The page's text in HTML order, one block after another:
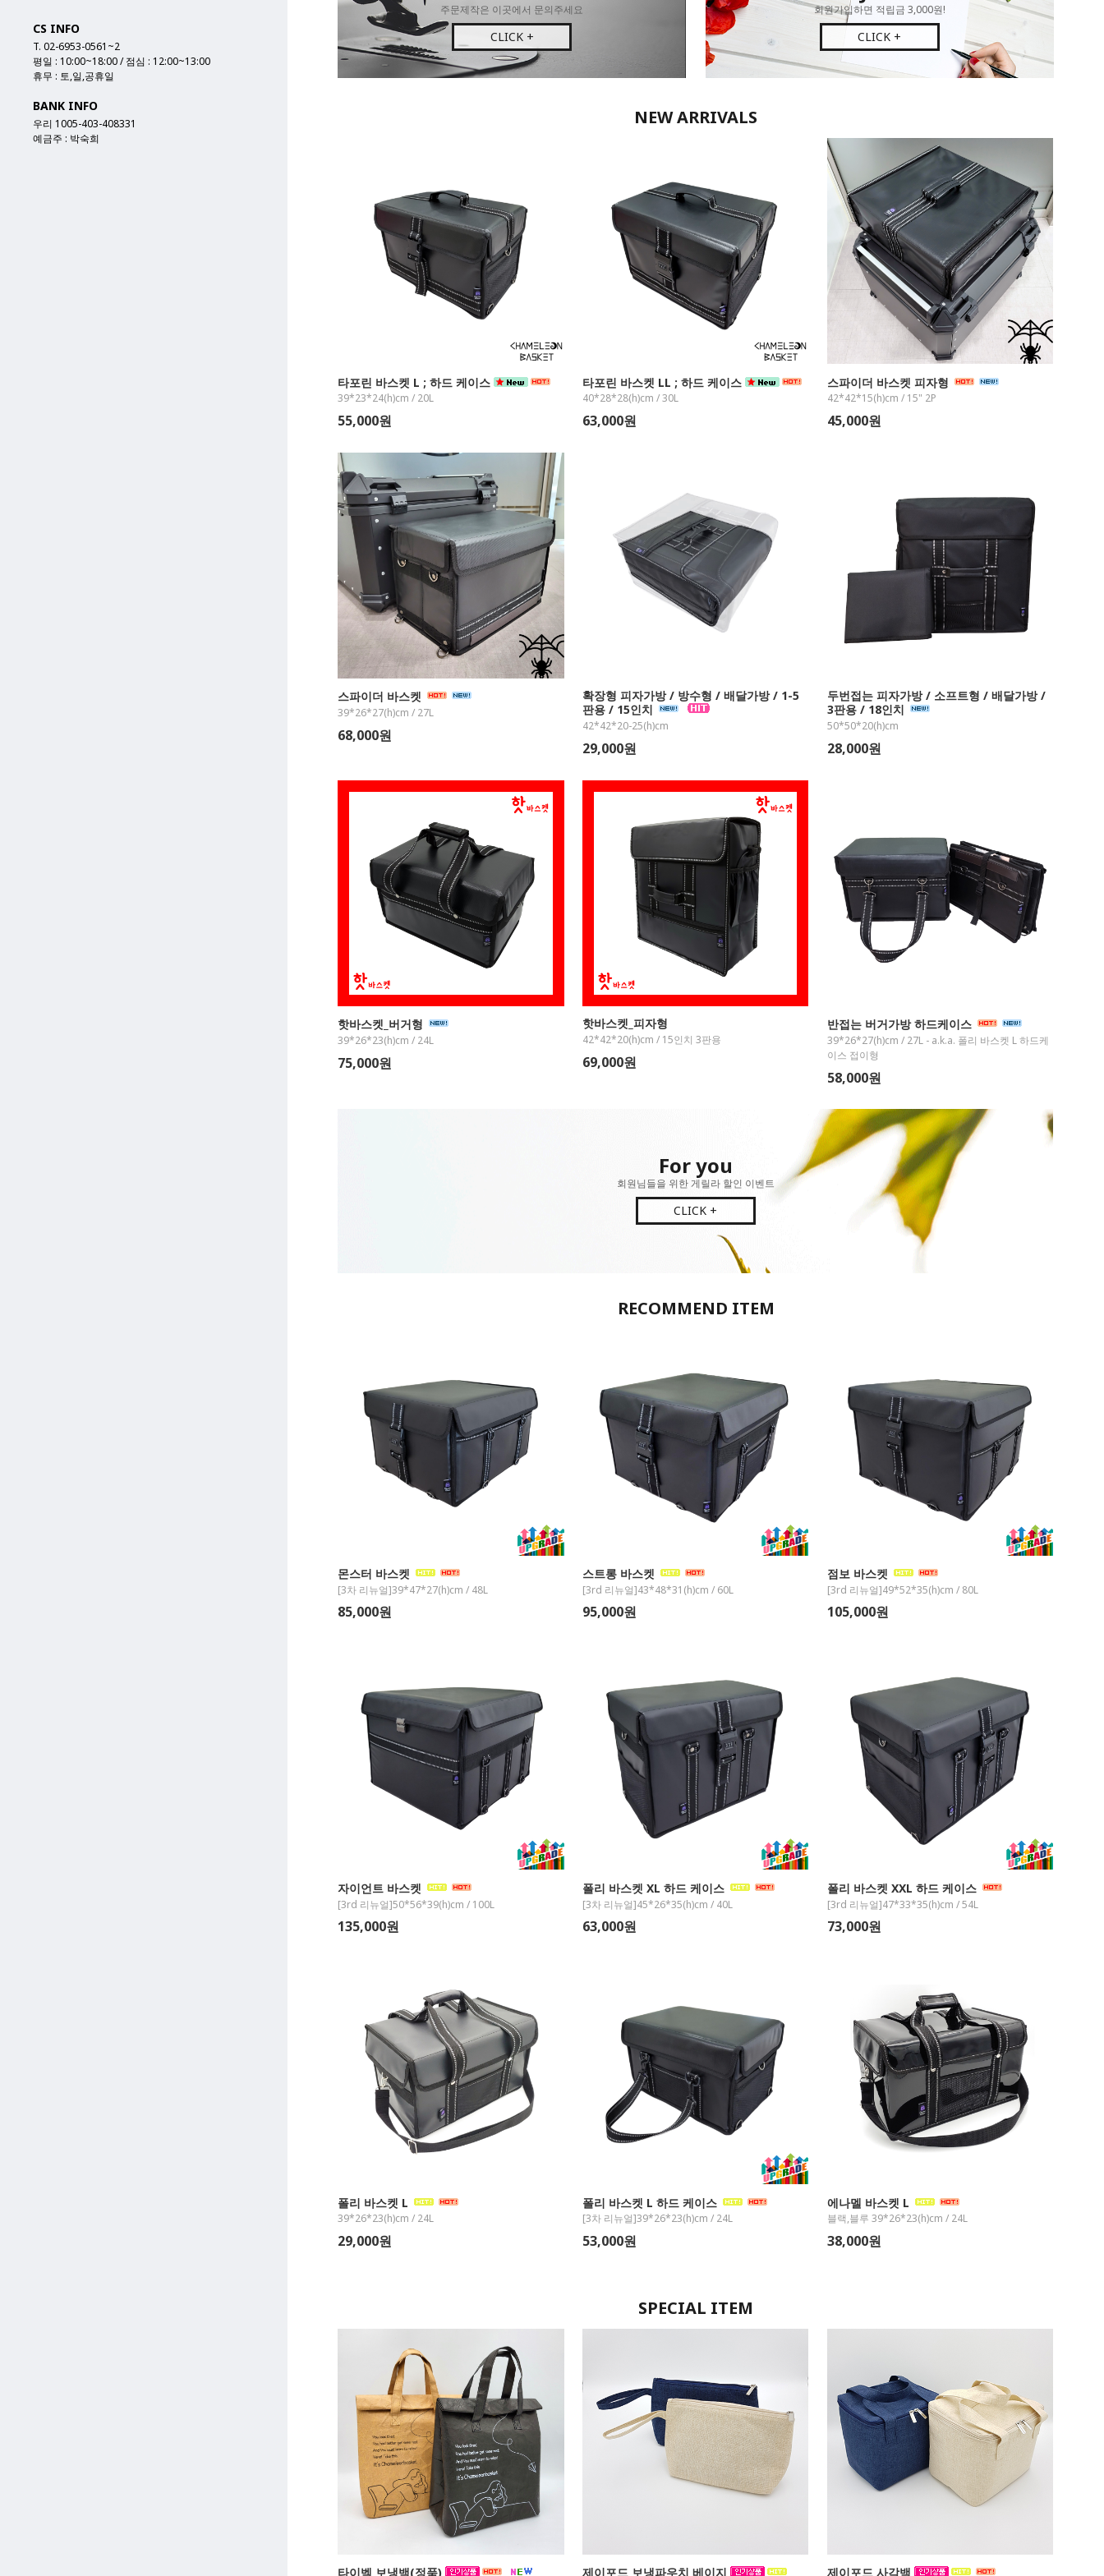
CS INFO
T. 02-6953-0561~2
평일 : 10:00~18:00 / 점심 : 12:00~13:00
휴무 : 토,일,공휴일
BANK INFO
우리 1005-403-408331
예금주 : 박숙희
주문제작은 이곳에서 문의주세요
CLICK +
회원가입하면 적립금 3,000원!
CLICK +
NEW ARRIVALS
타포린 바스켓 L ; 하드 케이스
39*23*24(h)cm / 20L
55,000원
타포린 바스켓 LL ; 하드 케이스
40*28*28(h)cm / 30L
63,000원
스파이더 바스켓 피자형
42*42*15(h)cm / 15" 2P
45,000원
스파이더 바스켓
39*26*27(h)cm / 27L
68,000원
확장형 피자가방 / 방수형 / 배달가방 / 1-5
판용 / 15인치
42*42*20-25(h)cm
29,000원
두번접는 피자가방 / 소프트형 / 배달가방 /
3판용 / 18인치
50*50*20(h)cm
28,000원
핫바스켓_버거형
39*26*23(h)cm / 24L
75,000원
핫바스켓_피자형
42*42*20(h)cm / 15인치 3판용
69,000원
반접는 버거가방 하드케이스
39*26*27(h)cm / 27L - a.k.a. 폴리 바스켓 L 하드케
이스 접이형
58,000원
For you
회원님들을 위한 게릴라 할인 이벤트
CLICK +
RECOMMEND ITEM
몬스터 바스켓
[3차 리뉴얼]39*47*27(h)cm / 48L
85,000원
스트롱 바스켓
[3rd 리뉴얼]43*48*31(h)cm / 60L
95,000원
점보 바스켓
[3rd 리뉴얼]49*52*35(h)cm / 80L
105,000원
자이언트 바스켓
[3rd 리뉴얼]50*56*39(h)cm / 100L
135,000원
폴리 바스켓 XL 하드 케이스
[3차 리뉴얼]45*26*35(h)cm / 40L
63,000원
폴리 바스켓 XXL 하드 케이스
[3rd 리뉴얼]47*33*35(h)cm / 54L
73,000원
폴리 바스켓 L
39*26*23(h)cm / 24L
29,000원
폴리 바스켓 L 하드 케이스
[3차 리뉴얼]39*26*23(h)cm / 24L
53,000원
에나멜 바스켓 L
블랙,블루 39*26*23(h)cm / 24L
38,000원
SPECIAL ITEM
타이벡 보냉백(정품) 제이포드 보냉파우치 베이지 제이포드 사각백